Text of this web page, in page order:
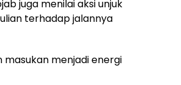
juga menilai aksi unjuk
terhadap jalannya
masukan menjadi energi